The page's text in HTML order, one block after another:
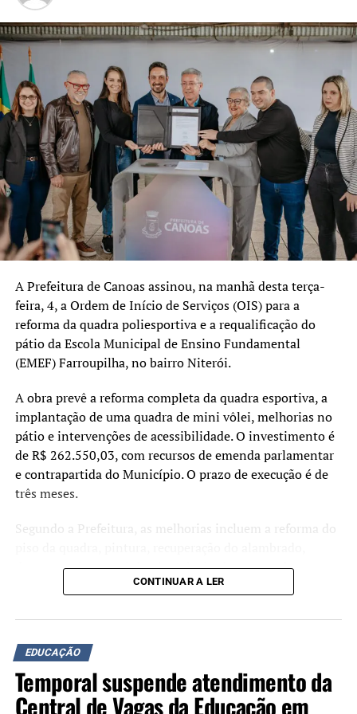
Nova Santa Rita continuará
investindo em gestão,
planejamento e inovação
para oferecer uma
educação pública cada vez
mais forte, humana e
preparada para os desafios
do presente e do futuro.
Essa parceria com o
Tribunal de Contas
fortalece nosso trabalho e
nos ajuda a aperfeiçoar
políticas que colocam os
estudantes no centro das
decisões.”
A secretária municipal de Educação, Margarete Ferretti,
também comentou a participação do município no
programa.
“Nossa rede vem
de importantes avanços, e
o Educa Mais RS chega para
somar a esse processo.
Teremos ainda mais
instrumentos para
A Prefeitura de Canoas assinou, na manhã desta terça-
feira, 4, a Ordem de Início de Serviços (OIS) para a
reforma da quadra poliesportiva e a requalificação do
pátio da Escola Municipal de Ensino Fundamental
(EMEF) Farroupilha, no bairro Niterói.
A obra prevê a reforma completa da quadra esportiva, a
implantação de uma quadra de mini vôlei, melhorias no
pátio e intervenções de acessibilidade. O investimento é
de R$ 262.550,03, com recursos de emenda parlamentar
e contrapartida do Município. O prazo de execução é de
três meses.
Segundo a Prefeitura, as melhorias incluem a reforma do
drenagem do parquinho, instalação de mesas e bancos,
adequação das calçadas para acessibilidade e a
intervenções em uma área de 378,9 metros quadrados.
Durante o ato de assinatura, o prefeito Airton Souza
afirmou que a qualificação da estrutura escolar faz parte
dos investimentos na rede municipal de ensino.
CONTINUAR A LER
EDUCAÇÃO
Temporal suspende atendimento da
Central de Vagas da Educação em